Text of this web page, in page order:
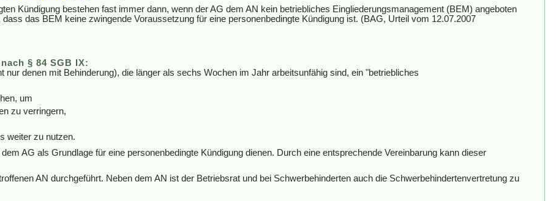
Kündigung bestehen fast immer dann, wenn der AG dem AN kein betriebliches Eingliederungsmanagement (BEM) angeboten
das BEM keine zwingende Voraussetzung für eine personenbedingte Kündigung ist. (BAG, Urteil vom 12.07.2007
§ 84 SGB IX:
nur denen mit Behinderung), die länger als sechs Wochen im Jahr arbeitsunfähig sind, ein "betriebliches
um
zu verringern,
weiter zu nutzen.
AG als Grundlage für eine personenbedingte Kündigung dienen. Durch eine entsprechende Vereinbarung kann dieser
AN durchgeführt. Neben dem AN ist der Betriebsrat und bei Schwerbehinderten auch die Schwerbehindertenvertretung zu